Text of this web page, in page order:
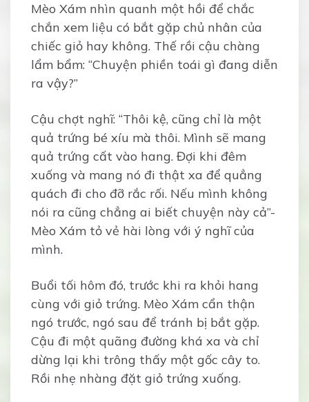
Mèo Xám nhìn quanh một hồi để chắc
chắn xem liệu có bắt gặp chủ nhân của
chiếc giỏ hay không. Thế rồi cậu chàng
lẩm bẩm: “Chuyện phiền toái gì đang diễn
ra vậy?”
Cậu chợt nghĩ: “Thôi kệ, cũng chỉ là một
quả trứng bé xíu mà thôi. Mình sẽ mang
quả trứng cất vào hang. Đợi khi đêm
xuống và mang nó đi thật xa để quẳng
quách đi cho đỡ rắc rối. Nếu mình không
nói ra cũng chẳng ai biết chuyện này cả”-
Mèo Xám tỏ vẻ hài lòng với ý nghĩ của
mình.
Buổi tối hôm đó, trước khi ra khỏi hang
cùng với giỏ trứng. Mèo Xám cẩn thận
ngó trước, ngó sau để tránh bị bắt gặp.
Cậu đi một quãng đường khá xa và chỉ
dừng lại khi trông thấy một gốc cây to.
Rồi nhẹ nhàng đặt giỏ trứng xuống.